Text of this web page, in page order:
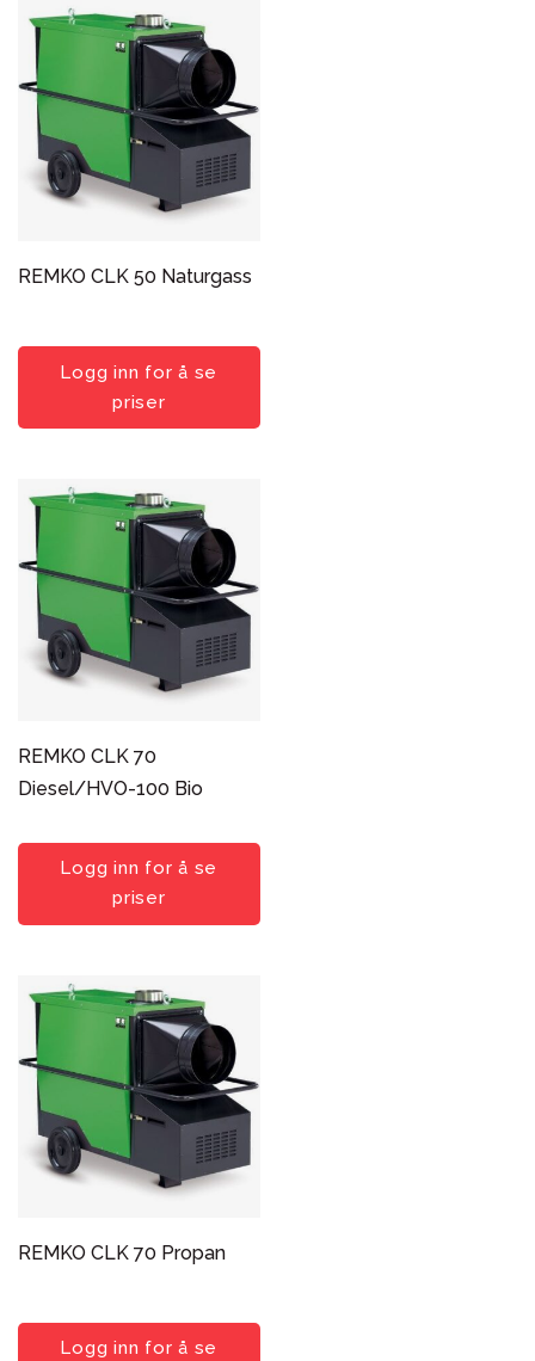
REMKO CLK 50 Naturgass
Logg inn for å se
priser
REMKO CLK 70
Diesel/HVO-100 Bio
Logg inn for å se
priser
REMKO CLK 70 Propan
Logg inn for å se